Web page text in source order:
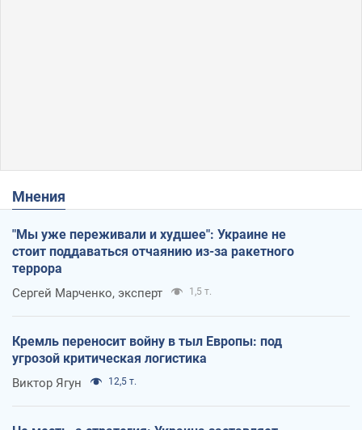
Мнения
"Мы уже переживали и худшее": Украине не
стоит поддаваться отчаянию из-за ракетного
террора
Сергей Марченко, эксперт 1,5 т.
Кремль переносит войну в тыл Европы: под
угрозой критическая логистика
Виктор Ягун 12,5 т.